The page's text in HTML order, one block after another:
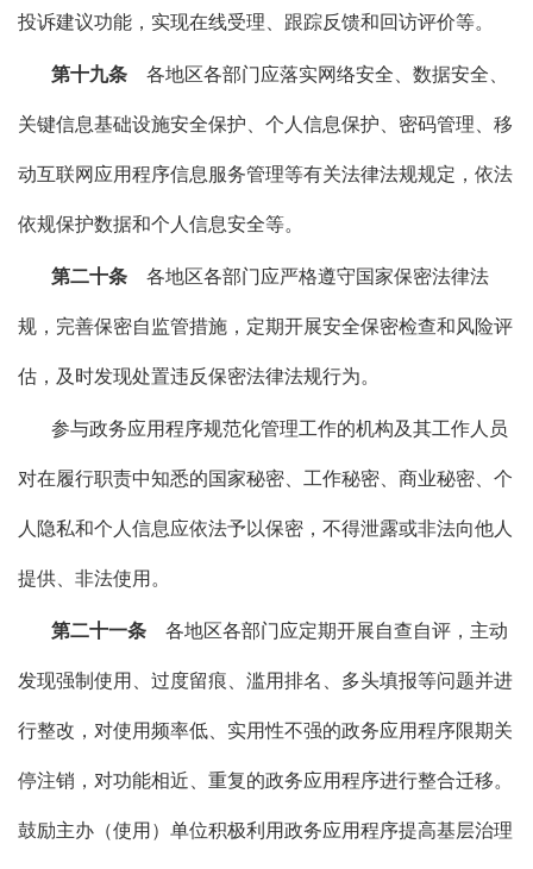
投诉建议功能，实现在线受理、跟踪反馈和回访评价等。
第十九条 各地区各部门应落实网络安全、数据安全、
关键信息基础设施安全保护、个人信息保护、密码管理、移
动互联网应用程序信息服务管理等有关法律法规规定，依法
依规保护数据和个人信息安全等。
第二十条 各地区各部门应严格遵守国家保密法律法
规，完善保密自监管措施，定期开展安全保密检查和风险评
估，及时发现处置违反保密法律法规行为。
参与政务应用程序规范化管理工作的机构及其工作人员
对在履行职责中知悉的国家秘密、工作秘密、商业秘密、个
人隐私和个人信息应依法予以保密，不得泄露或非法向他人
提供、非法使用。
第二十一条 各地区各部门应定期开展自查自评，主动
发现强制使用、过度留痕、滥用排名、多头填报等问题并进
行整改，对使用频率低、实用性不强的政务应用程序限期关
停注销，对功能相近、重复的政务应用程序进行整合迁移。
鼓励主办（使用）单位积极利用政务应用程序提高基层治理